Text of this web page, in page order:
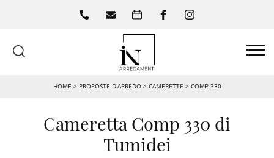
HOME > PROPOSTE D’ARREDO> CAMERETTE > COMP 330
Cameretta Comp 330 di
Tumidei